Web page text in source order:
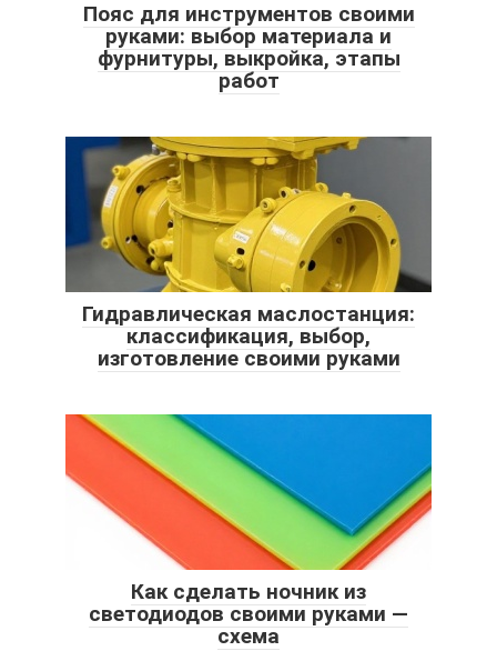
Пояс для инструментов своими
руками: выбор материала и
фурнитуры, выкройка, этапы
работ
Гидравлическая маслостанция:
классификация, выбор,
изготовление своими руками
Как сделать ночник из
светодиодов своими руками —
схема